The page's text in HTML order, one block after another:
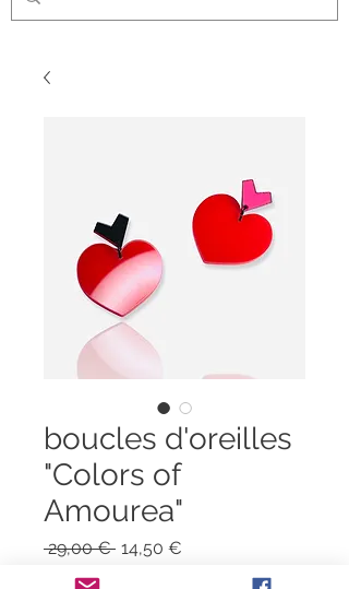
boucles d'oreilles
"Colors of
Amourea"
29,00 € Prix
14,50 €